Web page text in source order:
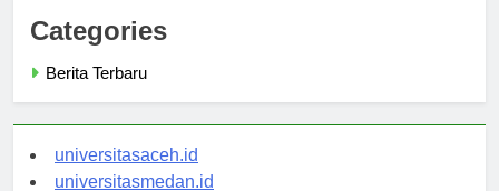
Categories
universitasaceh.id